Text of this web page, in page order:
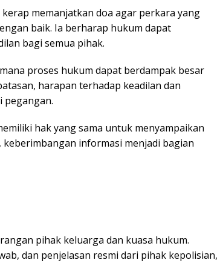
memanjatkan doa agar perkara yang
baik. Ia berharap hukum dapat
bagi semua pihak.
proses hukum dapat berdampak besar
harapan terhadap keadilan dan
pegangan.
hak yang sama untuk menyampaikan
informasi menjadi bagian
pihak keluarga dan kuasa hukum.
dan penjelasan resmi dari pihak kepolisian,